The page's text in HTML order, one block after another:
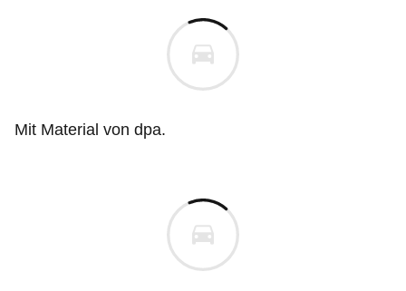
Mit Material von dpa.